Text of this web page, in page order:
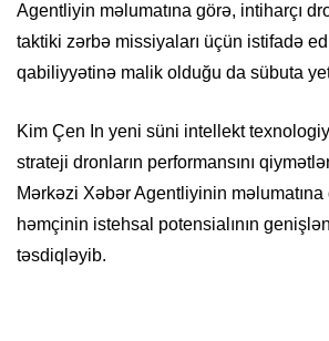
Agentliyin məlumatına görə, intiharçı
taktiki zərbə missiyaları üçün istifadə
qabiliyyətinə malik olduğu da sübuta
Kim Çen In yeni süni intellekt
strateji dronların performansını
Mərkəzi Xəbər Agentliyinin
həmçinin istehsal potensialının
təsdiqləyib.